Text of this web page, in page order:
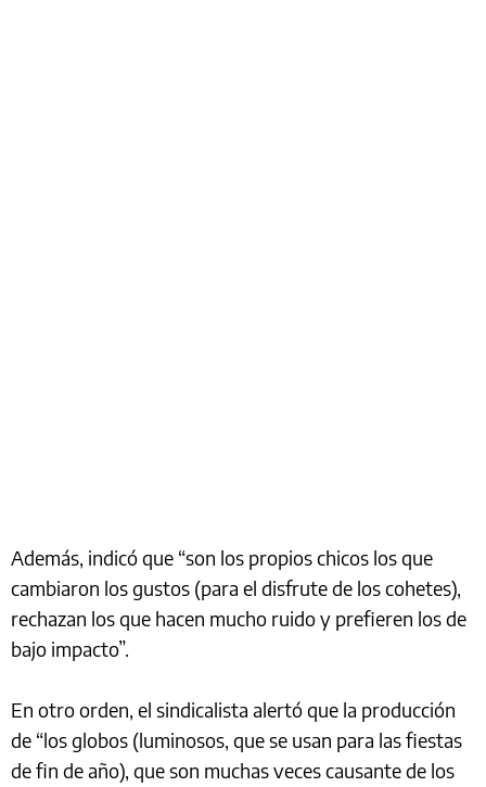
Además, indicó que “son los propios chicos los que
cambiaron los gustos (para el disfrute de los cohetes),
rechazan los que hacen mucho ruido y prefieren los de
bajo impacto”.
En otro orden, el sindicalista alertó que la producción
de “los globos (luminosos, que se usan para las fiestas
de fin de año), que son muchas veces causante de los